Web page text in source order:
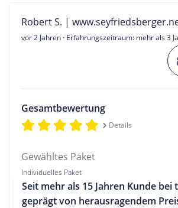
Robert S. |
vor 2 Jahren · Erfahrungszeitraum: mehr als 3
Gesamtbewertung
Details
Gewähltes Paket
Individuelles Paket
Seit mehr als 15 Jahren Kunde bei
geprägt von herausragendem